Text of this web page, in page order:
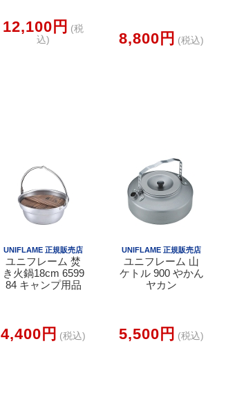
12,100円 (税
込)
8,800円 (税込)
UNIFLAME 正規販売店
ユニフレーム 焚
き火鍋18cm 6599
84 キャンプ用品
4,400円 (税込)
UNIFLAME 正規販売店
ユニフレーム 山
ケトル 900 やかん
ヤカン
5,500円 (税込)